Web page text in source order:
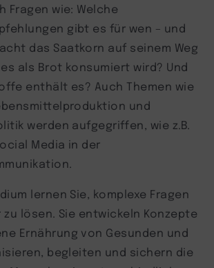
Fragen wie: Welche
gibt es für wen – und
das Saatkorn auf seinem Weg
als Brot konsumiert wird? Und
enthält es? Auch Themen wie
und
werden aufgegriffen, wie z.B.
Media in der
lernen Sie, komplexe Fragen
lösen. Sie entwickeln Konzepte
Ernährung von Gesunden und
begleiten und sichern die